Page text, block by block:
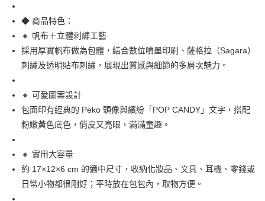
台新國際商業銀行
台灣樂天信用卡公司
Google Pay
ATM付款
運送方式
全家取貨付款
每筆NT$65，滿NT$999(含以上)免運費
付款後全家取貨
7-11取貨付款
每筆NT$65，滿NT$999(含以上)免運費
◆ 商品特色：
🔸 帆布＋立體刺繡工藝
採用厚實帆布做為包體，結合數位噴墨印刷、薩格拉（Sagara）
刺繡及透明貼布刺繡，展現出質感與細節的多層次魅力。
🔸 可愛圖案設計
包面印有經典的 Peko 頭像與繽紛「POP CANDY」文字，搭配
粉嫩黃色底色，俏皮又亮眼，滿滿童趣。
🔸 實用大容量
約 17×12×6 cm 的適中尺寸，收納化妝品、文具、耳機、零錢或
日常小物都很剛好；平時放在包包內，取物方便。